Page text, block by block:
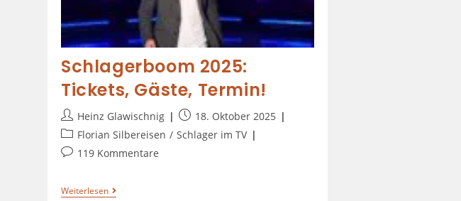
Schlagerboom 2025:
Tickets, Gäste, Termin!
Heinz Glawischnig
18. Oktober 2025
Florian Silbereisen / Schlager im TV
119 Kommentare
Weiterlesen